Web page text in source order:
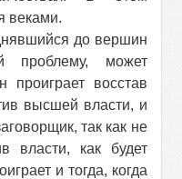
веками.
до вершин
проблему, может
восстав
высшей власти, и
так как не
власти, как будет
и тогда, когда